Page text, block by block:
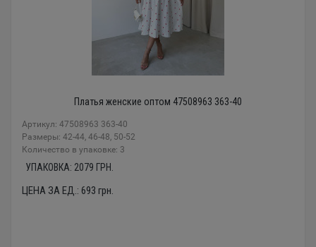
Платья женские оптом 47508963 363-40
Артикул: 47508963 363-40
Размеры: 42-44, 46-48, 50-52
Количество в упаковке: 3
УПАКОВКА: 2079 ГРН.
ЦЕНА ЗА ЕД.: 693 грн.